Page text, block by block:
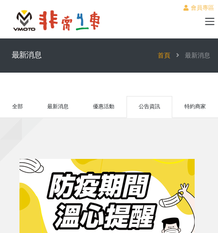
會員專區
最新消息 首頁 最新消息
全部 最新消息 優惠活動 公告資訊 特約商家